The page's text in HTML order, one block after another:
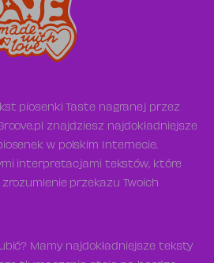
piosenki Taste nagranej przez
znajdziesz najdokładniejsze
w polskim Internecie.
interpretacjami tekstów, które
zrozumienie przekazu Twoich
Mamy najdokładniejsze teksty